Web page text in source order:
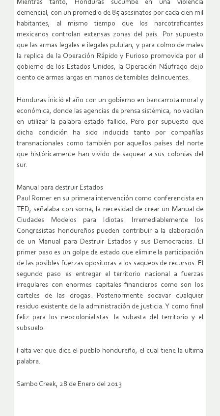
Mientras tanto, Honduras sucumbe en una violencia
demencial, con un promedio de 85 asesinatos por cada cien mil
habitantes, al mismo tiempo que los narcotraficantes
mexicanos controlan extensas zonas del país. Por supuesto
que las armas legales e ilegales pululan, y para colmo de males
la replica de la Operación Rápido y Furioso promovida por el
gobierno de los Estados Unidos, la Operación Náufrago dejo
ciento de armas largas en manos de temibles delincuentes.
Honduras inició el año con un gobierno en bancarrota moral y
económica, donde las agencias de prensa sistémica, no vacilan
en utilizar la palabra estado fallido. Pero por supuesto que
dicha condición ha sido inducida tanto por compañías
transnacionales como también por aquellos países del norte
que históricamente han vivido de saquear a sus colonias del
sur.
Manual para destruir Estados
Paul Romer en su primera intervención como conferencista en
TED, señalaba con sorna, la necesidad de crear un Manual de
Ciudades Modelos para Idiotas. Irremediablemente los
Congresistas hondureños pueden contribuir a la elaboración
de un Manual para Destruir Estados y sus Democracias. El
primer paso es un golpe de estado que elimine la participación
de las posibles fuerzas opositoras a los saqueos de recursos. El
segundo paso es entregar el territorio nacional a fuerzas
irregulares con enormes capitales financieros como son los
carteles de las drogas. Posteriormente socavar cualquier
residuo existente de la administración de justicia. Y como final
feliz para los neocolonialistas: la subasta del territorio y el
subsuelo.
Falta ver que dice el pueblo hondureño, el cual tiene la ultima
palabra.
Sambo Creek, 28 de Enero del 2013